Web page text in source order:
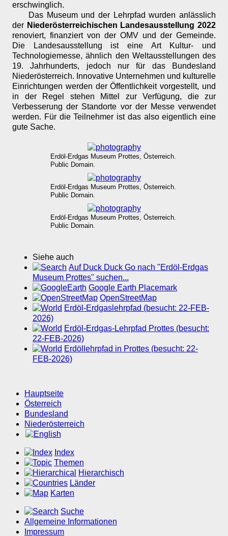
erschwinglich.
Das Museum und der Lehrpfad wurden anlässlich
der Niederösterreichischen Landesausstellung 2022
renoviert, finanziert von der OMV und der Gemeinde.
Die Landesausstellung ist eine Art Kultur- und
Technologiemesse, ähnlich den Weltausstellungen des
19. Jahrhunderts, jedoch nur für das Bundesland
Niederösterreich. Innovative Unternehmen und kulturelle
Einrichtungen werden der Öffentlichkeit vorgestellt, und
in der Regel stehen Mittel zur Verfügung, die zur
Verbesserung der Standorte vor der Messe verwendet
werden. Für die Teilnehmer ist das also eigentlich eine
gute Sache.
Erdöl-Erdgas Museum Prottes, Österreich.
Public Domain.
Erdöl-Erdgas Museum Prottes, Österreich.
Public Domain.
Erdöl-Erdgas Museum Prottes, Österreich.
Public Domain.
Siehe auch
Auf Duck Duck Go nach "Erdöl-Erdgas
Museum Prottes" suchen...
Google Earth Placemark
OpenStreetMap
Erdöl-Erdgaslehrpfad (besucht: 22-FEB-
2026)
Erdöl-Erdgas-Lehrpfad Prottes (besucht:
22-FEB-2026)
Erdöllehrpfad in Prottes (besucht: 22-
FEB-2026)
Hauptseite
Österreich
Bundesland
Niederösterreich
Index
Themen
Hierarchisch
Länder
Karten
Suche
Allgemeine Informationen
Impressum